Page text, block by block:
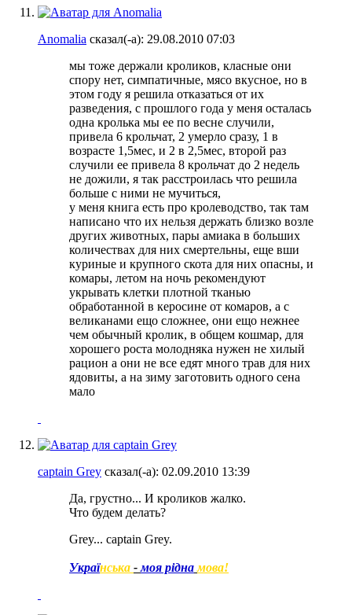
Anomalia сказал(-а): 29.08.2010 07:03
мы тоже держали кроликов, класные они
спору нет, симпатичные, мясо вкусное, но в
этом году я решила отказаться от их
разведения, с прошлого года у меня осталась
одна кролька мы ее по весне случили,
привела 6 крольчат, 2 умерло сразу, 1 в
возрасте 1,5мес, и 2 в 2,5мес, второй раз
случили ее привела 8 крольчат до 2 недель
не дожили, я так расстроилась что решила
больше с ними не мучиться,
у меня книга есть про кролеводство, так там
написано что их нельзя держать близко возле
других животных, пары амиака в больших
количествах для них смертельны, еще вши
куриные и крупного скота для них опасны, и
комары, летом на ночь рекомендуют
укрывать клетки плотной тканью
обработанной в керосине от комаров, а с
великанами ещо сложнее, они ещо нежнее
чем обычный кролик, в общем кошмар, для
хорошего роста молодняка нужен не хилый
рацион а они не все едят много трав для них
ядовиты, а на зиму заготовить одного сена
мало
captain Grey сказал(-а): 02.09.2010 13:39
Да, грустно... И кроликов жалко.
Что будем делать?
Grey... captain Grey.
Українська -моя рідна мова!